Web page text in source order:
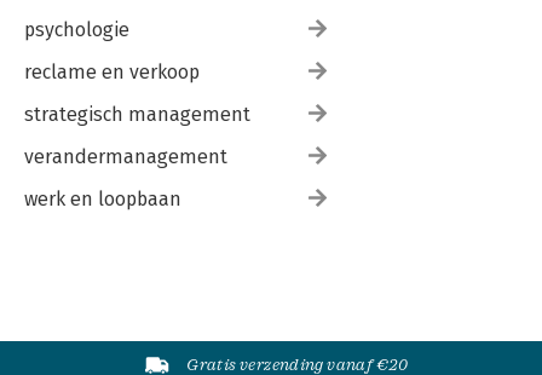
psychologie
reclame en verkoop
strategisch management
verandermanagement
werk en loopbaan
Gratis verzending vanaf €20